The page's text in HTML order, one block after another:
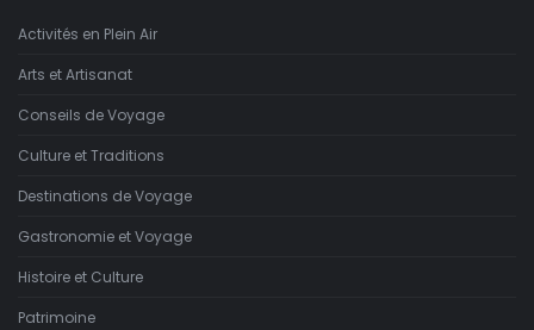
Activités en Plein Air
Arts et Artisanat
Conseils de Voyage
Culture et Traditions
Destinations de Voyage
Gastronomie et Voyage
Histoire et Culture
Patrimoine